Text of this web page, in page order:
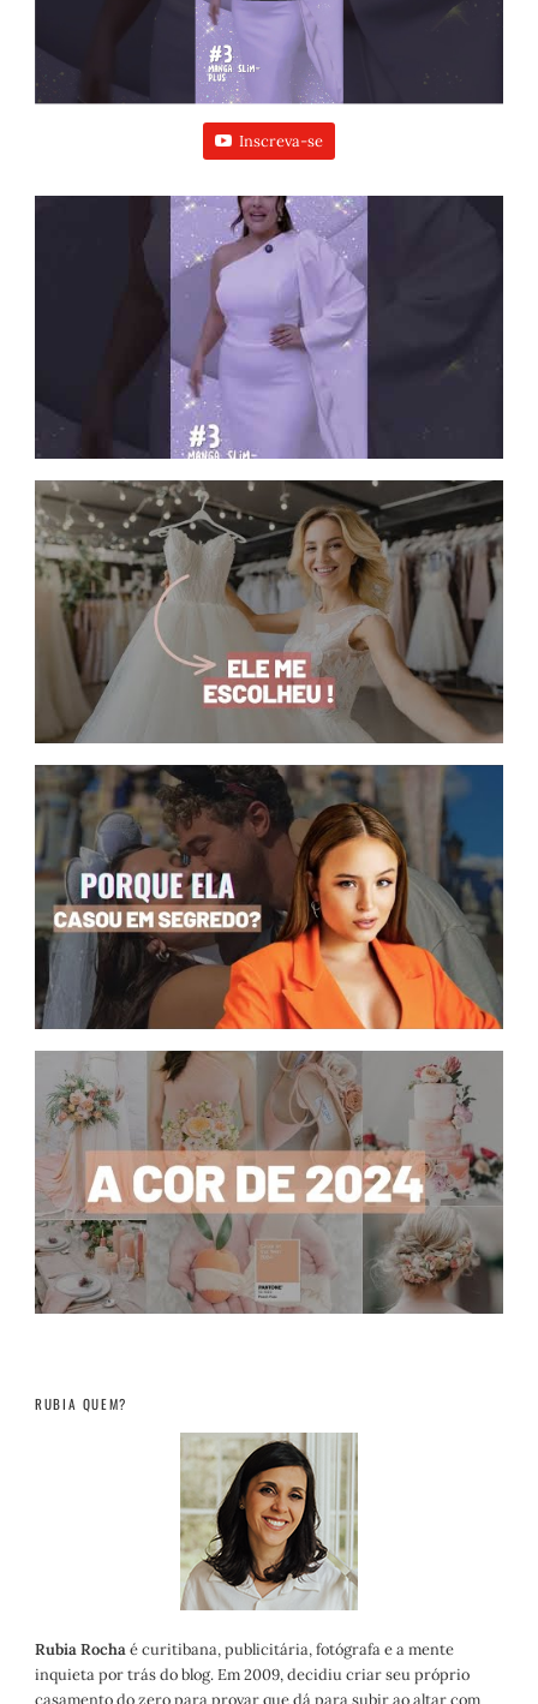
Inscreva-se
RUBIA QUEM?
Rubia Rochaé curitibana, publicitária, fotógrafa e a mente
inquieta por trás do blog. Em 2009, decidiu criar seu próprio
casamento do zero para provar que dá para subir ao altar com